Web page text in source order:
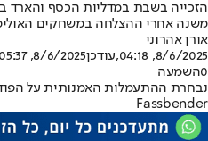
הזכייה בשבת במדליות הכסף והארד
משנה אחרי ההצלחה במשחקים
אורן אהרוני
8/6/2025, 04:18
,עודכן8/6/2025, 05:37
0השמעה
Fassbender